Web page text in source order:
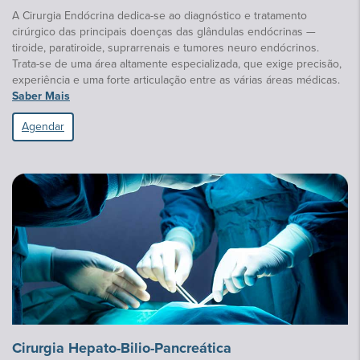
A Cirurgia Endócrina dedica-se ao diagnóstico e tratamento
cirúrgico das principais doenças das glândulas endócrinas —
tiroide, paratiroide, suprarrenais e tumores neuro endócrinos.
Trata-se de uma área altamente especializada, que exige precisão,
experiência e uma forte articulação entre as várias áreas médicas.
Saber Mais
Agendar
Cirurgia Hepato-Bilio-Pancreática